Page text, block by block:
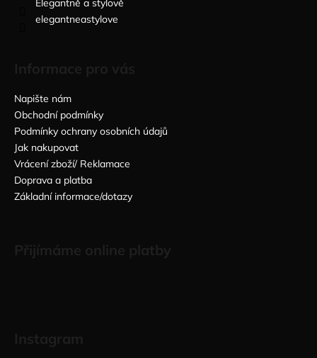
Elegantně a stylově
elegantneastylove
Napište nám
Obchodní podmínky
Podmínky ochrany osobních údajů
Jak nakupovat
Vrácení zboží/ Reklamace
Doprava a platba
Základní informace/dotazy